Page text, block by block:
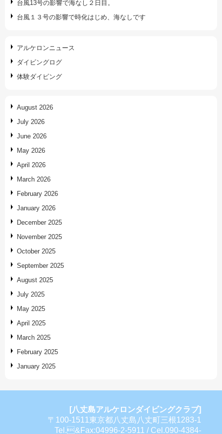
台風13号の影響で海なし２日目。
台風１３号の影響で時化はじめ、海なしです
アルケロンニュース
ダイビングログ
体験ダイビング
August 2026
July 2026
June 2026
May 2026
April 2026
March 2026
February 2026
January 2026
December 2025
November 2025
October 2025
September 2025
August 2025
July 2025
May 2025
April 2025
March 2025
February 2025
January 2025
[八丈島アルケロンダイビングクラブ]
〒100-1511東京都八丈島八丈町三根1283-1
Tel.&Fax:04996-2-5911 / Cel.090-4384-